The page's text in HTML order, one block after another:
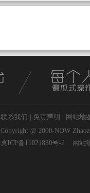
联系我们 免责声明
网站地
Copyright @ 2000-NOW
冀ICP备11021830号-2
网站